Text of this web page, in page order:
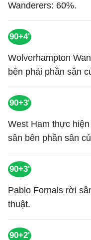
Wanderers: 60%.
90+4'
Wolverhampton
bên phải phần sân
90+3'
West Ham thực
sân bên phần sân
90+3'
Pablo Fornals rời
thuật.
90+2'